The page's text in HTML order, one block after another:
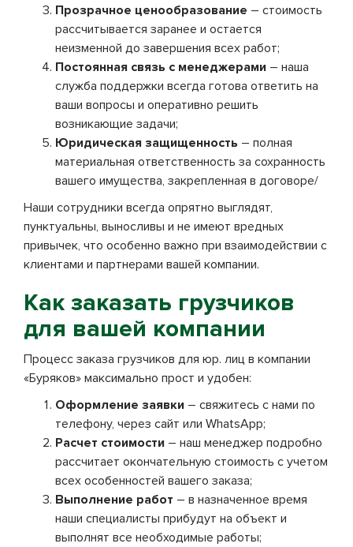
Прозрачное ценообразование – стоимость
рассчитывается заранее и остается
неизменной до завершения всех работ;
Постоянная связь с менеджерами – наша
служба поддержки всегда готова ответить на
ваши вопросы и оперативно решить
возникающие задачи;
Юридическая защищенность – полная
материальная ответственность за сохранность
вашего имущества, закрепленная в договоре/
Наши сотрудники всегда опрятно выглядят,
пунктуальны, выносливы и не имеют вредных
привычек, что особенно важно при взаимодействии с
клиентами и партнерами вашей компании.
Как заказать грузчиков
для вашей компании
Процесс заказа грузчиков для юр. лиц в компании
«Буряков» максимально прост и удобен:
Оформление заявки – свяжитесь с нами по
телефону, через сайт или WhatsApp;
Расчет стоимости – наш менеджер подробно
рассчитает окончательную стоимость с учетом
всех особенностей вашего заказа;
Выполнение работ – в назначенное время
наши специалисты прибудут на объект и
выполнят все необходимые работы;